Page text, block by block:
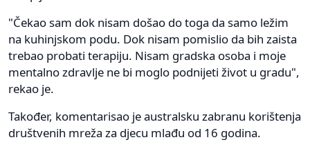
"Čekao sam dok nisam došao do toga da samo ležim
na kuhinjskom podu. Dok nisam pomislio da bih zaista
trebao probati terapiju. Nisam gradska osoba i moje
mentalno zdravlje ne bi moglo podnijeti život u gradu",
rekao je.
Također, komentarisao je australsku zabranu korištenja
društvenih mreža za djecu mlađu od 16 godina.